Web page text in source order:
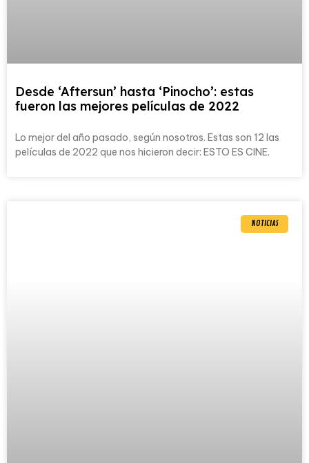
Desde ‘Aftersun’ hasta ‘Pinocho’: estas
fueron las mejores películas de 2022
Lo mejor del año pasado, según nosotros. Estas son 12 las
películas de 2022 que nos hicieron decir: ESTO ES CINE.
NOTICIAS